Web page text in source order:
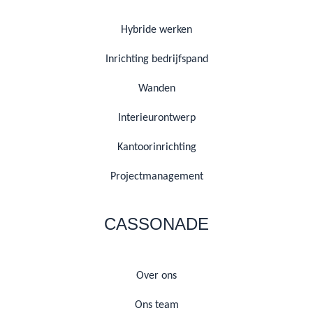
Hybride werken
Inrichting bedrijfspand
Wanden
Interieurontwerp
Kantoorinrichting
Projectmanagement
CASSONADE
Over ons
Ons team